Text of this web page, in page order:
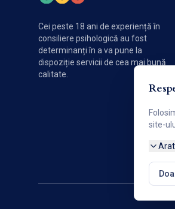
Cei peste 18 ani de experiență în
consiliere psihologică au fost
determinanți în a va pune la
dispoziție servicii de cea mai bună
calitate.
site-